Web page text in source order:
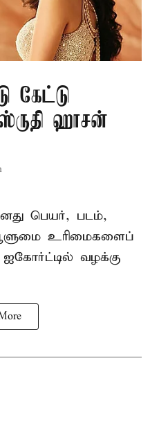
கேட்டு
ஹாசன்
பெயர், படம்,
உரிமைகளைப்
ஐகோர்ட்டில் வழக்கு